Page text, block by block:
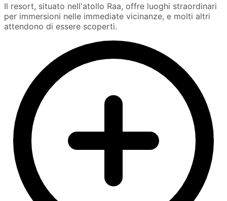
Il resort, situato nell'atollo Raa, offre luoghi straordinari
per immersioni nelle immediate vicinanze, e molti altri
attendono di essere scoperti.